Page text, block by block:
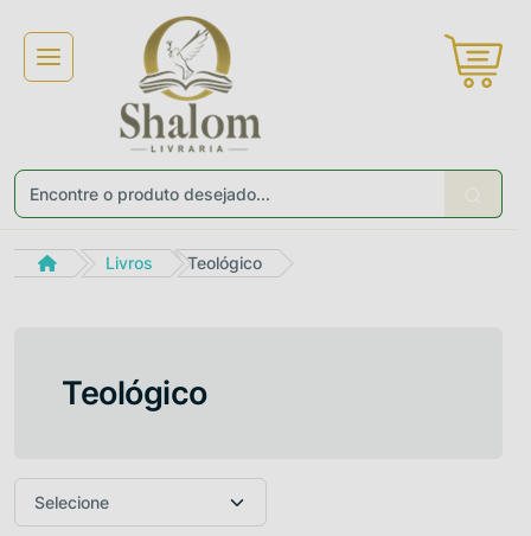
Livros Teológico
Teológico
Receba ofertas e descontos exclusivos ×
Não gosto de promoções!